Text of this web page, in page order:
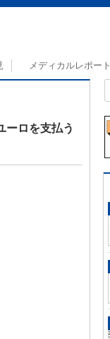
メディカルレポート
ーロを支払う